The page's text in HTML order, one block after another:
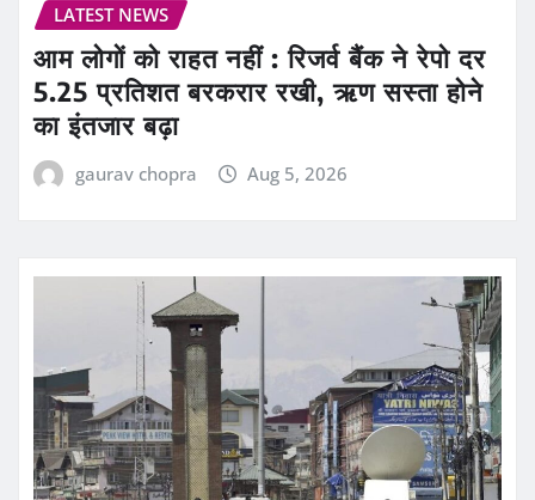
LATEST NEWS
आम लोगों को राहत नहीं : रिजर्व बैंक ने रेपो दर
5.25 प्रतिशत बरकरार रखी, ऋण सस्ता होने
का इंतजार बढ़ा
gaurav chopra Aug 5, 2026